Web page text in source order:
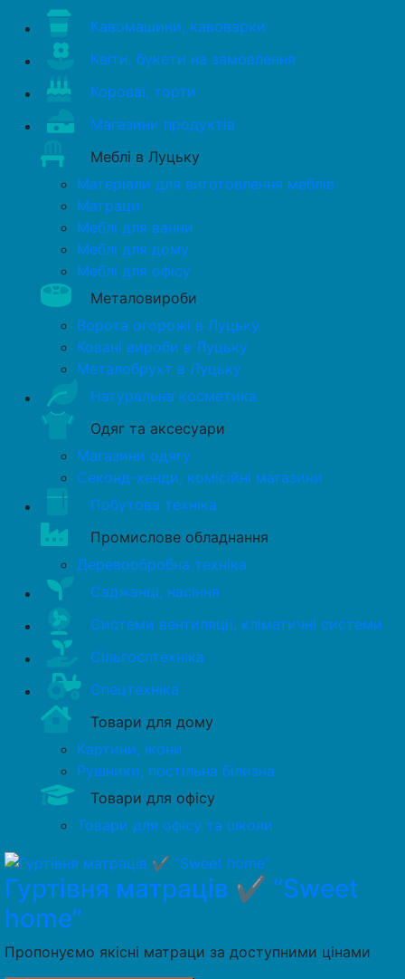
Кавомашини, кавоварки
Квіти, букети на замовлення
Короваї, торти
Магазини продуктів
Меблі в Луцьку
Матеріали для виготовлення меблів
Матраци
Меблі для ванни
Меблі для дому
Меблі для офісу
Металовироби
Ворота огорожі в Луцьку
Ковані вироби в Луцьку
Металобрухт в Луцьку
Натуральна косметика
Одяг та аксесуари
Магазини одягу
Секонд-хенди, комісійні магазини
Побутова техніка
Промислове обладнання
Деревообробна техніка
Саджанці, насіння
Системи вентиляції, кліматичні системи
Сільгосптехніка
Спецтехніка
Товари для дому
Картини, ікони
Рушники, постільна білизна
Товари для офісу
Товари для офісу та школи
Гуртівня матраців ✔️ “Sweet
home”
Пропонуємо якісні матраци за доступними цінами